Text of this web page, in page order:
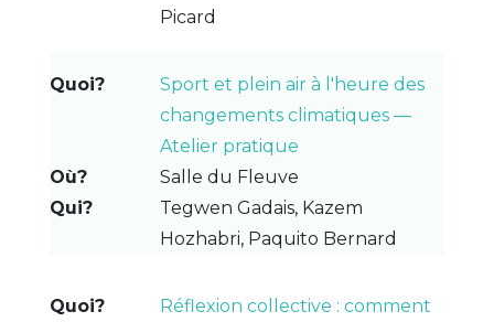
Picard
Sport et plein air à l'heure des
changements climatiques —
Atelier pratique
Salle du Fleuve
Tegwen Gadais, Kazem
Hozhabri, Paquito Bernard
Réflexion collective : comment